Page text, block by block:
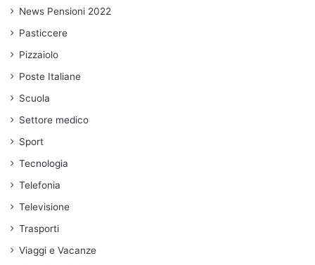
News Pensioni 2022
Pasticcere
Pizzaiolo
Poste Italiane
Scuola
Settore medico
Sport
Tecnologia
Telefonia
Televisione
Trasporti
Viaggi e Vacanze